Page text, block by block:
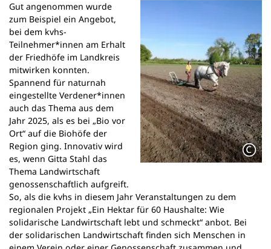
Gut angenommen wurde
zum Beispiel ein Angebot,
bei dem kvhs-
Teilnehmer*innen am Erhalt
der Friedhöfe im Landkreis
mitwirken konnten.
Spannend für naturnah
eingestellte Verdener*innen
auch das Thema aus dem
Jahr 2025, als es bei „Bio vor
Ort“ auf die Biohöfe der
Region ging. Innovativ wird
es, wenn Gitta Stahl das
Thema Landwirtschaft
genossenschaftlich aufgreift.
So, als die kvhs in diesem Jahr Veranstaltungen zu dem
regionalen Projekt „Ein Hektar für 60 Haushalte: Wie
solidarische Landwirtschaft lebt und schmeckt“ anbot. Bei
der solidarischen Landwirtschaft finden sich Menschen in